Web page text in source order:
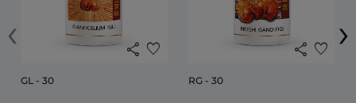
share favorite
GL - 30
share favorite
RG - 30
‹ ›